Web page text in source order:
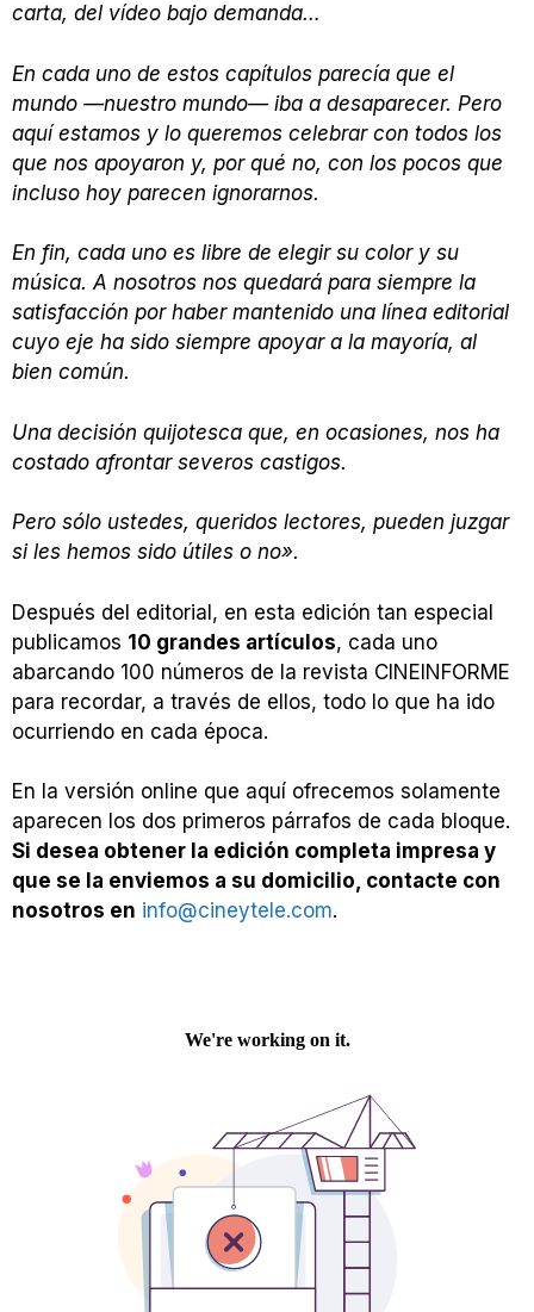
carta, del vídeo bajo demanda…
En cada uno de estos capítulos parecía que el
mundo —nuestro mundo— iba a desaparecer. Pero
aquí estamos y lo queremos celebrar con todos los
que nos apoyaron y, por qué no, con los pocos que
incluso hoy parecen ignorarnos.
En fin, cada uno es libre de elegir su color y su
música. A nosotros nos quedará para siempre la
satisfacción por haber mantenido una línea editorial
cuyo eje ha sido siempre apoyar a la mayoría, al
bien común.
Una decisión quijotesca que, en ocasiones, nos ha
costado afrontar severos castigos.
Pero sólo ustedes, queridos lectores, pueden juzgar
si les hemos sido útiles o no».
Después del editorial, en esta edición tan especial
publicamos 10 grandes artículos, cada uno
abarcando 100 números de la revista CINEINFORME
para recordar, a través de ellos, todo lo que ha ido
ocurriendo en cada época.
En la versión online que aquí ofrecemos solamente
aparecen los dos primeros párrafos de cada bloque.
Si desea obtener la edición completa impresa y
que se la enviemos a su domicilio, contacte con
nosotros en info@cineytele.com.